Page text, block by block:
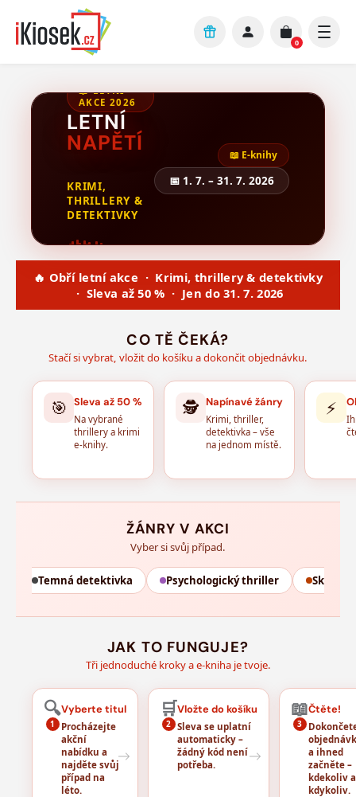
Přejít na hlavní obsah
0
📖 LETNÍ
AKCE 2026
LETNÍ
NAPĚTÍ
KRIMI,
THRILLERY &
DETEKTIVKY
📖 E-knihy
📅 1. 7. – 31. 7. 2026
🔥 Obří letní akce · Krimi, thrillery & detektivky
· Sleva až 50 % · Jen do 31. 7. 2026
CO TĚ ČEKÁ?
Stačí si vybrat, vložit do košíku a dokončit objednávku.
🎯 Sleva až 50 %
Na vybrané
thrillery a krimi
e-knihy.
🕵️ Napínavé žánry
Krimi, thriller,
detektivka – vše
na jednom místě.
⚡
ŽÁNRY V AKCI
Vyber si svůj případ.
Temná detektivka Psychologický thriller
JAK TO FUNGUJE?
Tři jednoduché kroky a e-kniha je tvoje.
🔍
1
Vyberte titul
Procházejte
akční
nabídku a
najděte svůj
případ na
léto.
🛒
2
Vložte do košíku
Sleva se uplatní
automaticky –
žádný kód není
potřeba.
📖
3
Čtěte!
a ihned
začněte –
kdekoliv a
kdykoliv.